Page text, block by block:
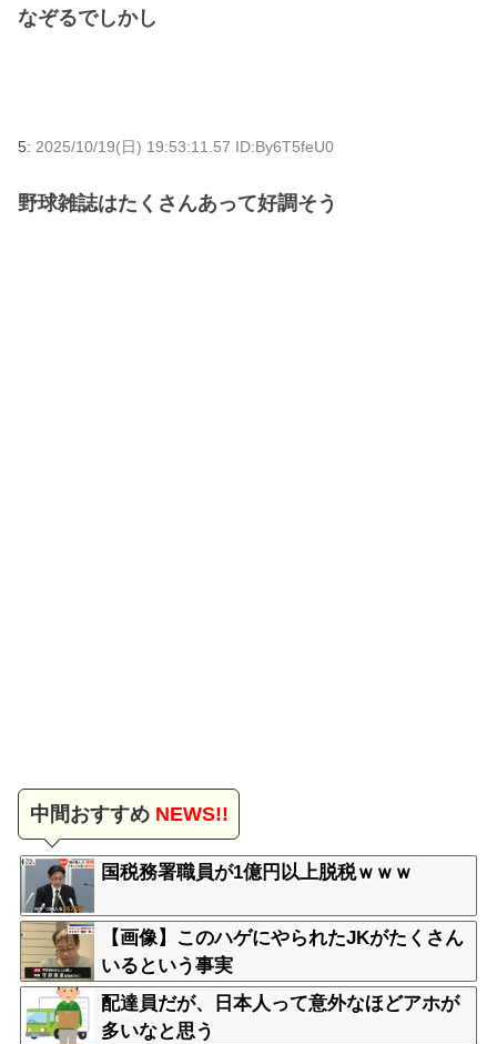
なぞるでしかし
5: 2025/10/19(日) 19:53:11.57 ID:By6T5feU0
野球雑誌はたくさんあって好調そう
中間おすすめNEWS!!
国税務署職員が1億円以上脱税ｗｗｗ
【画像】このハゲにやられたJKがたくさん
いるという事実
配達員だが、日本人って意外なほどアホが
多いなと思う